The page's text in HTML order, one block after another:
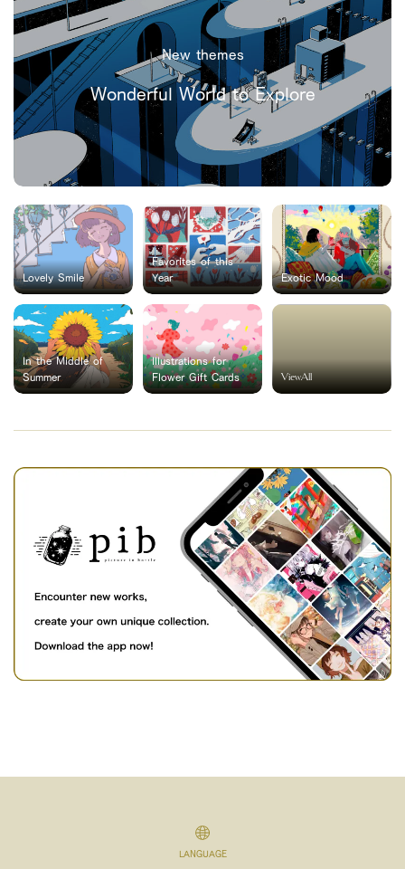
New themes
Wonderful World to Explore
Lovely Smile
Favorites of this
Year
Exotic Mood
In the Middle of
Summer
Illustrations for
Flower Gift Cards
ViewAll
LANGUAGE